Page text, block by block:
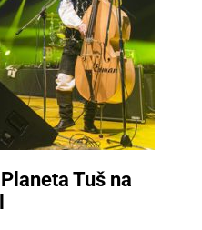
Tuš na